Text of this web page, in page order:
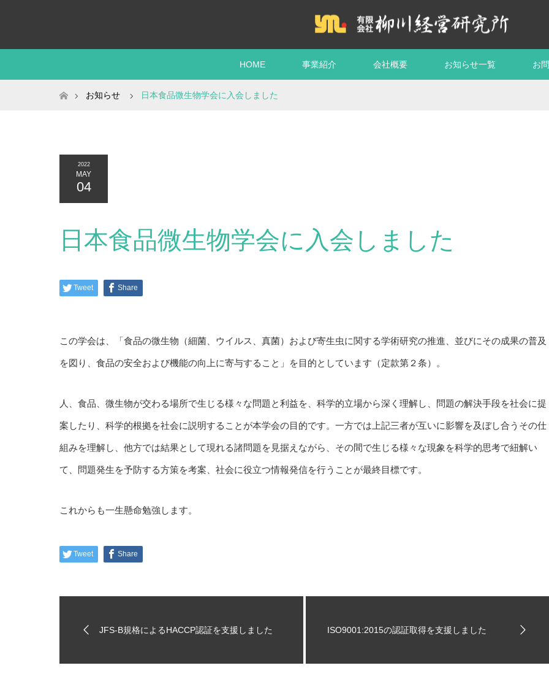
HOME 事業紹介 会社概要 お知らせ一覧 お
ホームお知らせ 日本食品微生物学会に入会しました
2022
MAY
04
日本食品微生物学会に入会しました
Tweet Share
この学会は、「食品の微生物（細菌、ウイルス、真菌）および寄生虫に関する学術研究の推進、並びにその成果の普及
を図り、食品の安全および機能の向上に寄与すること」を目的としています（定款第２条）。
人、食品、微生物が交わる場所で生じる様々な問題と利益を、科学的立場から深く理解し、問題の解決手段を社会に提
案したり、科学的根拠を社会に説明することが本学会の目的です。一方では上記三者が互いに影響を及ぼし合うその仕
組みを理解し、他方では結果として現れる諸問題を見据えながら、その間で生じる様々な現象を科学的思考で紐解い
て、問題発生を予防する方策を考案、社会に役立つ情報発信を行うことが最終目標です。
これからも一生懸命勉強します。
Tweet Share
JFS-B規格によるHACCP認証を支援しました ISO9001:2015の認証取得を支援しました